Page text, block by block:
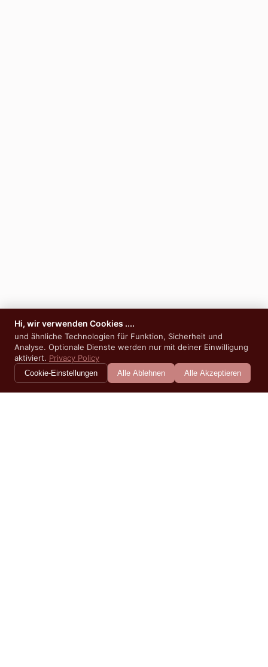
Hi, wir verwenden Cookies ....
und ähnliche Technologien für Funktion, Sicherheit und
Analyse. Optionale Dienste werden nur mit deiner Einwilligung
aktiviert. Privacy Policy
Cookie-Einstellungen Alle Ablehnen Alle Akzeptieren